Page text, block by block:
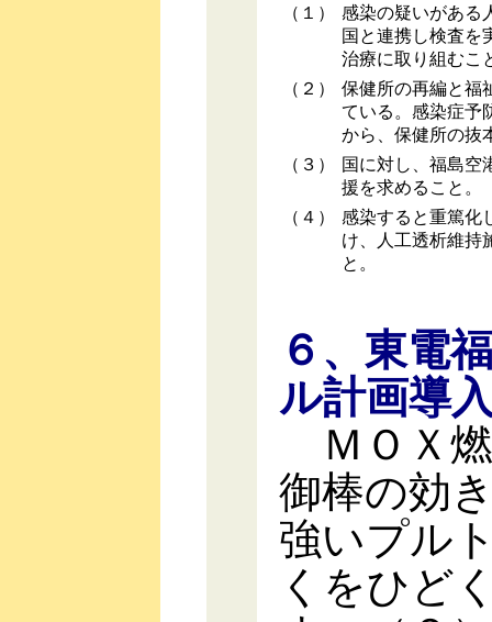
（１）
感染の疑いがある
国と連携し検査を
治療に取り組むこ
（２）
保健所の再編と福
ている。感染症予
から、保健所の抜
（３）
国に対し、福島空
援を求めること。
（４）
感染すると重篤化
け、人工透析維持
と。
６、東電
ル計画導
ＭＯＸ
御棒の効
強いプル
くをひど